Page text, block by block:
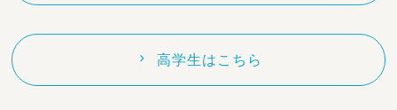
高学生はこちら